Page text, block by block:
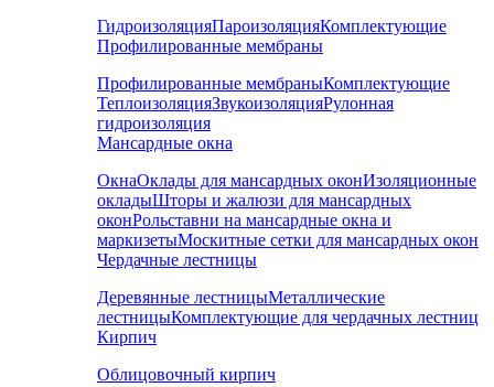
ГидроизоляцияПароизоляцияКомплектующие
Профилированные мембраны
Профилированные мембраныКомплектующие
ТеплоизоляцияЗвукоизоляцияРулонная
гидроизоляция
Мансардные окна
ОкнаОклады для мансардных оконИзоляционные
окладыШторы и жалюзи для мансардных
оконРольставни на мансардные окна и
маркизетыМоскитные сетки для мансардных окон
Чердачные лестницы
Деревянные лестницыМеталлические
лестницыКомплектующие для чердачных лестниц
Кирпич
Облицовочный кирпич